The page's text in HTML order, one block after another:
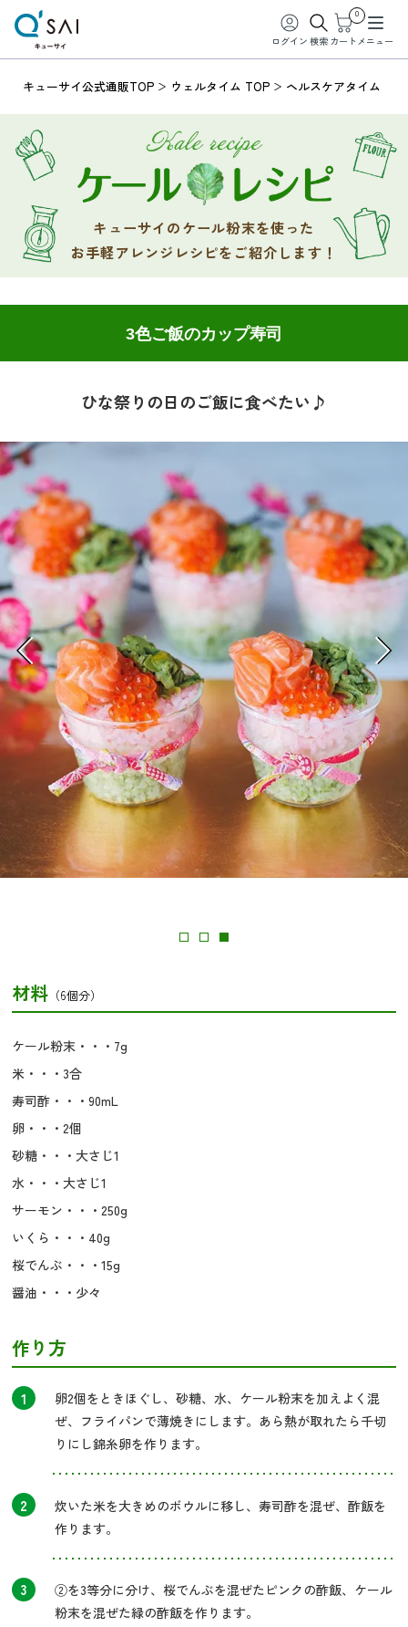
ログイン 検索
0
カート メニュー
キューサイ公式通販TOP ウェルタイム TOP ヘルスケアタイム
キューサイのケール粉末を使った
お手軽アレンジレシピをご紹介します！
3色ご飯のカップ寿司
ひな祭りの日のご飯に食べたい♪
材料 （6個分）
ケール粉末・・・7g
米・・・3合
寿司酢・・・90mL
卵・・・2個
砂糖・・・大さじ1
水・・・大さじ1
サーモン・・・250g
いくら・・・40g
桜でんぶ・・・15g
醤油・・・少々
作り方
1
卵2個をときほぐし、砂糖、水、ケール粉末を加えよく混
ぜ、フライパンで薄焼きにします。あら熱が取れたら千切
りにし錦糸卵を作ります。
2
炊いた米を大きめのボウルに移し、寿司酢を混ぜ、酢飯を
作ります。
3
②を3等分に分け、桜でんぶを混ぜたピンクの酢飯、ケール
粉末を混ぜた緑の酢飯を作ります。